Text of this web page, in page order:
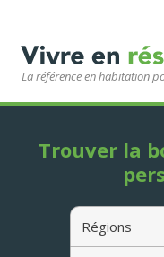
La référence en habitation
Régions
Trouver la